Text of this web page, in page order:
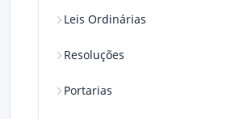
Leis Ordinárias
Resoluções
Portarias